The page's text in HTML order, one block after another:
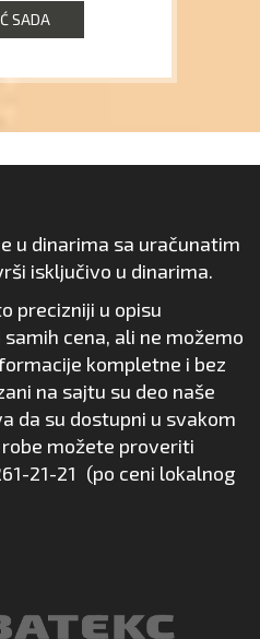
SADA
u dinarima sa uračunatim
isključivo u dinarima.
precizniji u opisu
cena, ali ne možemo
kompletne i bez
na sajtu su deo naše
da su dostupni u svakom
možete proveriti
21-21 (po ceni lokalnog